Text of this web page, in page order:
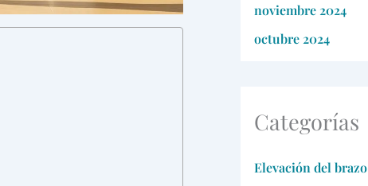
noviembre 2024
octubre 2024
Categorías
Elevación del brazo